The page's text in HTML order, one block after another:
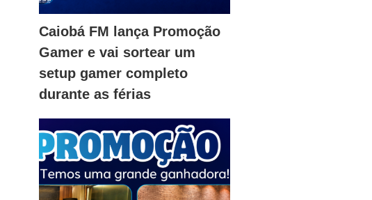
Caiobá FM lança Promoção
Gamer e vai sortear um
setup gamer completo
durante as férias